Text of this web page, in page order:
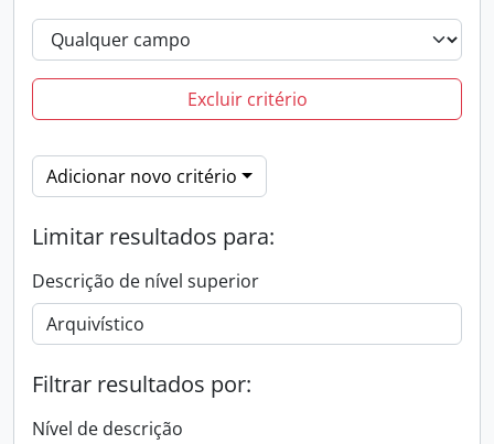
Excluir critério
Adicionar novo critério
Limitar resultados para:
Descrição de nível superior
Filtrar resultados por:
Nível de descrição